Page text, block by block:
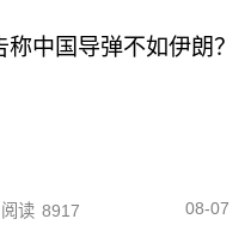
中国导弹不如伊朗？
阅读 8917 08-07